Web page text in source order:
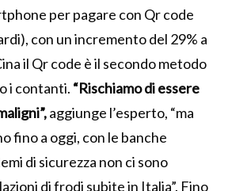
per pagare con Qr code
con un incremento del 29% a
il Qr code è il secondo metodo
i contanti. “Rischiamo di essere
aggiunge l’esperto, “ma
fino a oggi, con le banche
di sicurezza non ci sono
di frodi subite in Italia”. Fino